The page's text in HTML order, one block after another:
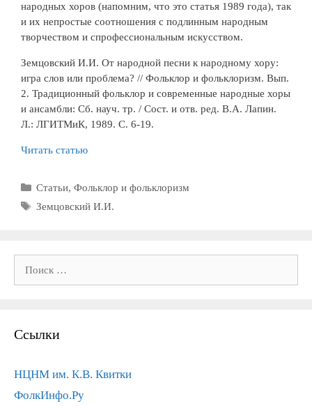
народных хоров (напомним, что это статья 1989 года), так
и их непростые соотношения с подлинным народным
творчеством и спрофессиональным искусством.
Земцовский И.И. От народной песни к народному хору:
игра слов или проблема? // Фольклор и фольклоризм. Вып.
2. Традиционный фольклор и современные народные хоры
и ансамбли: Сб. науч. тр. / Сост. и отв. ред. В.А. Лапин.
Л.: ЛГИТМиК, 1989. С. 6-19.
Читать статью
Рубрики
Статьи, Фольклор и фольклоризм
Метки
Земцовский И.И.
Ссылки
НЦНМ им. К.В. Квитки
ФолкИнфо.Ру